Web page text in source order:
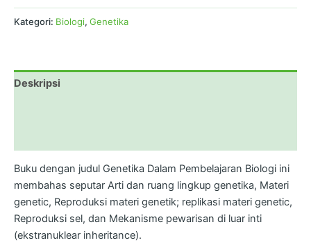
Kategori: Biologi, Genetika
Deskripsi
Buku dengan judul Genetika Dalam Pembelajaran Biologi ini
membahas seputar Arti dan ruang lingkup genetika, Materi
genetic, Reproduksi materi genetik; replikasi materi genetic,
Reproduksi sel, dan Mekanisme pewarisan di luar inti
(ekstranuklear inheritance).